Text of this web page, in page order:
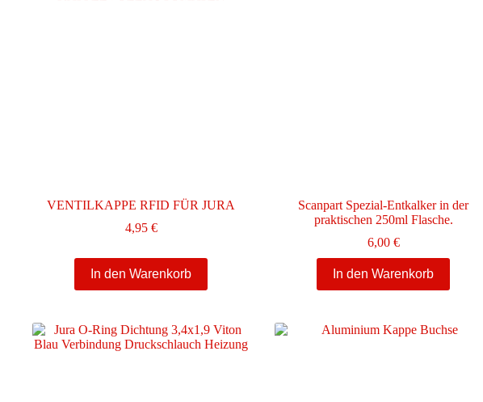
VENTILKAPPE RFID FÜR JURA
4,95 €
In den Warenkorb
Scanpart Spezial-Entkalker in der
praktischen 250ml Flasche.
6,00 €
In den Warenkorb